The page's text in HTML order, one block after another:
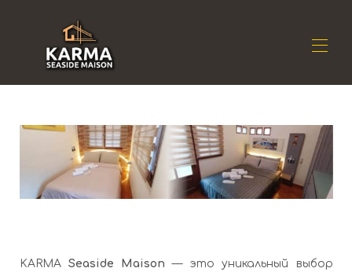
Резиденция ▾
Расположение ▾
Доступность ▾
Отзывы ▾
KARMA Seaside Maison — это уникальный выбор